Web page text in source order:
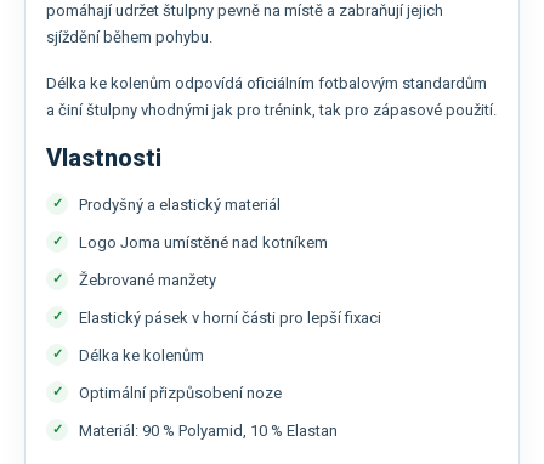
pomáhají udržet štulpny pevně na místě a zabraňují jejich
sjíždění během pohybu.
Délka ke kolenům odpovídá oficiálním fotbalovým standardům
a činí štulpny vhodnými jak pro trénink, tak pro zápasové použití.
Vlastnosti
Prodyšný a elastický materiál
Logo Joma umístěné nad kotníkem
Žebrované manžety
Elastický pásek v horní části pro lepší fixaci
Délka ke kolenům
Optimální přizpůsobení noze
Materiál: 90 % Polyamid, 10 % Elastan